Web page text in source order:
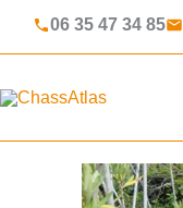
06 35 47 34 85